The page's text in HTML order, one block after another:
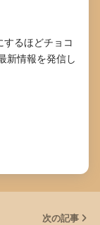
するほどチョコ
新情報を発信し
次の記事